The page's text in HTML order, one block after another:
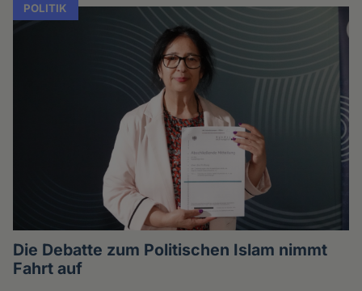
POLITIK
Die Debatte zum Politischen Islam nimmt
Fahrt auf